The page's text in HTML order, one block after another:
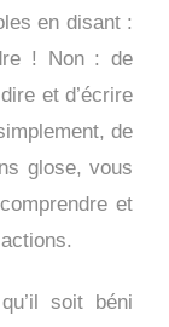
en disant :
! Non : de
et d’écrire
de
glose, vous
et
soit béni